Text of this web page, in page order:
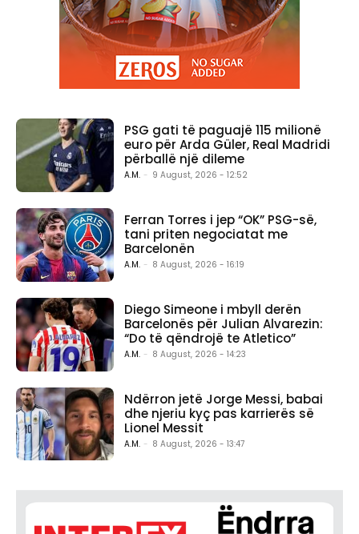
PSG gati të paguajë 115 milionë
euro për Arda Güler, Real Madridi
përballë një dileme
A.M. - 9 August, 2026 - 12:52
Ferran Torres i jep “OK” PSG-së,
tani priten negociatat me
Barcelonën
A.M. - 8 August, 2026 - 16:19
Diego Simeone i mbyll derën
Barcelonës për Julian Alvarezin:
“Do të qëndrojë te Atletico”
A.M. - 8 August, 2026 - 14:23
Ndërron jetë Jorge Messi, babai
dhe njeriu kyç pas karrierës së
Lionel Messit
A.M. - 8 August, 2026 - 13:47